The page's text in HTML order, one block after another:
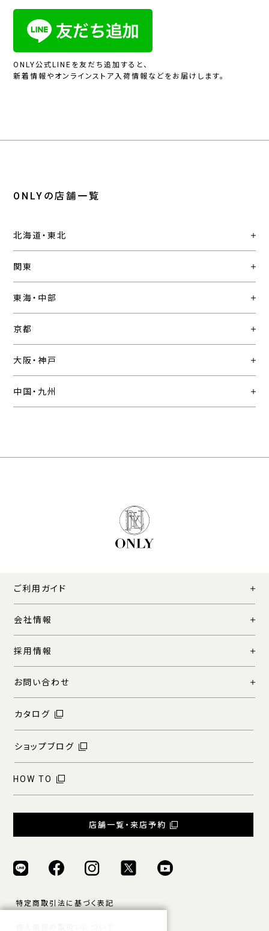
ONLY公式LINEを友だち追加すると、
新着情報やオンラインストア入荷情報などをお届けします。
ONLYの店舗一覧
北海道・東北
関東
東海・中部
京都
大阪・神戸
中国・九州
ご利用ガイド
会社情報
採用情報
お問い合わせ
カタログ
ショップブログ
HOW TO
店舗一覧・来店予約
特定商取引法に基づく表記